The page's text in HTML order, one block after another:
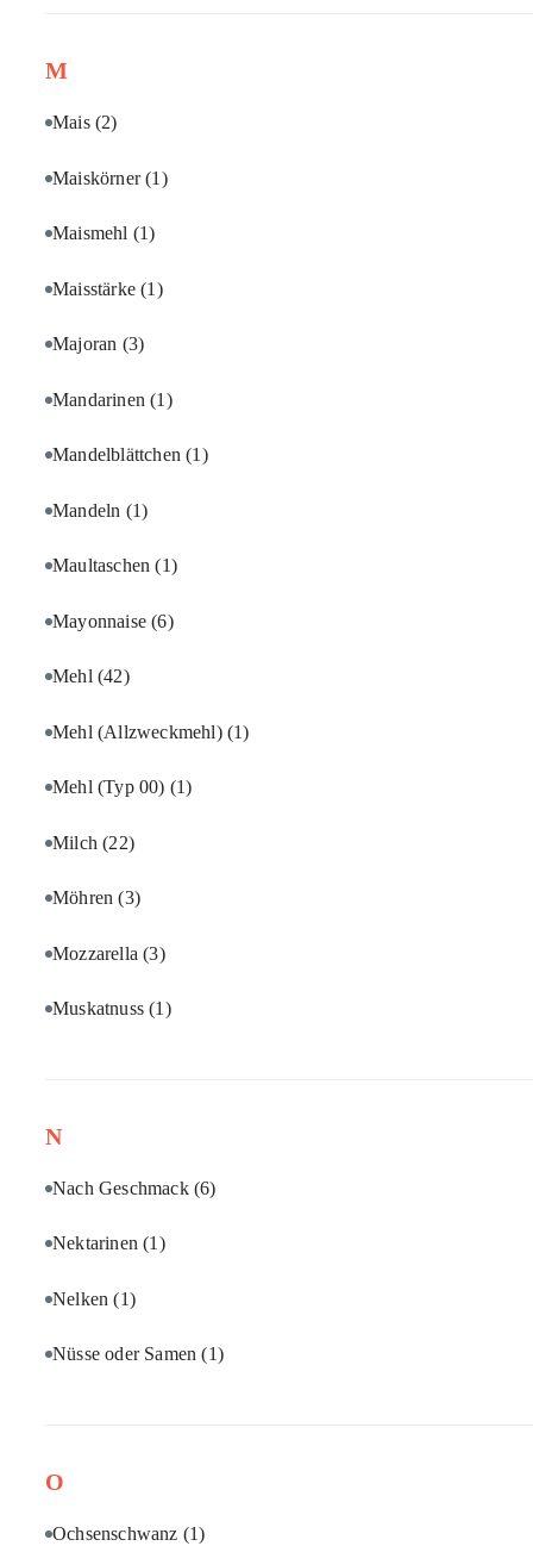
M
Mais (2)
Maiskörner(1)
Maismehl (1)
Maisstärke(1)
Majoran (3)
Mandarinen(1)
Mandelblättchen(1)
Mandeln (1)
Maultaschen(1)
Mayonnaise(6)
Mehl (42)
Mehl (Allzweckmehl) (1)
Mehl (Typ 00) (1)
Milch(22)
Möhren(3)
Mozzarella(3)
Muskatnuss(1)
N
Nach Geschmack (6)
Nektarinen(1)
Nelken(1)
Nüsse oder Samen(1)
O
Ochsenschwanz (1)